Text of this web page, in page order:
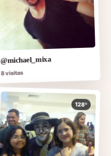
@michael_mixa
8 visitas
128º